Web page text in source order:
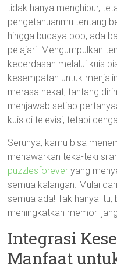
tidak hanya menghibur,
pengetahuanmu tentang
hingga budaya pop, ada
pelajari. Mengumpulkan
kecerdasan melalui kuis
kesempatan untuk
merasa nekat, tantang
menjawab setiap
kuis di televisi, tetapi
Serunya, kamu bisa
menawarkan teka-teki
puzzlesforever yang
semua kalangan. Mulai
semua ada! Tak hanya
meningkatkan memori
Integrasi
Manfaat